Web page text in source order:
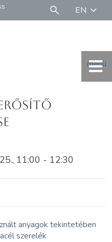
EN
menü
11:00 - 12:30
anyagok tekintetében
szerelék